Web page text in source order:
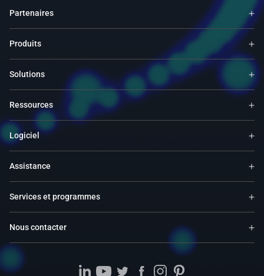
Partenaires
Produits
Solutions
Ressources
Logiciel
Assistance
Services et programmes
Nous contacter